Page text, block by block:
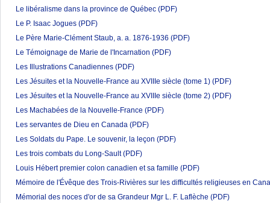
Le libéralisme dans la province de Québec (PDF)
Le P. Isaac Jogues (PDF)
Le Père Marie-Clément Staub, a. a. 1876-1936 (PDF)
Le Témoignage de Marie de l'Incarnation (PDF)
Les Illustrations Canadiennes (PDF)
Les Jésuites et la Nouvelle-France au XVIIIe siècle (tome 1) (PDF)
Les Jésuites et la Nouvelle-France au XVIIIe siècle (tome 2) (PDF)
Les Machabées de la Nouvelle-France (PDF)
Les servantes de Dieu en Canada (PDF)
Les Soldats du Pape. Le souvenir, la leçon (PDF)
Les trois combats du Long-Sault (PDF)
Louis Hébert premier colon canadien et sa famille (PDF)
Mémoire de l'Évêque des Trois-Rivières sur les difficultés religieuses en
Mémorial des noces d'or de sa Grandeur Mgr L. F. Laflèche (PDF)